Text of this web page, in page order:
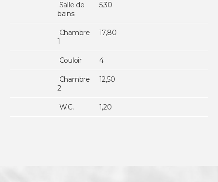
Salle de
bains
5,30
Chambre
1
17,80
Couloir 4
Chambre
2
12,50
W.C. 1,20